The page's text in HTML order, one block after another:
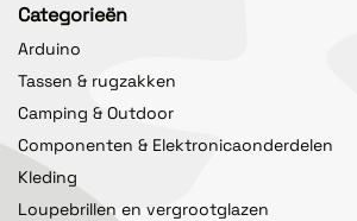
Categorieën
Arduino
Tassen & rugzakken
Camping & Outdoor
Componenten & Elektronicaonderdelen
Kleding
Loupebrillen en vergrootglazen